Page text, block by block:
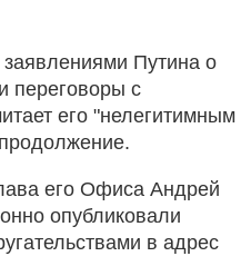
Путина о
переговоры с
его "нелегитимным
его Офиса Андрей
опубликовали
в адрес